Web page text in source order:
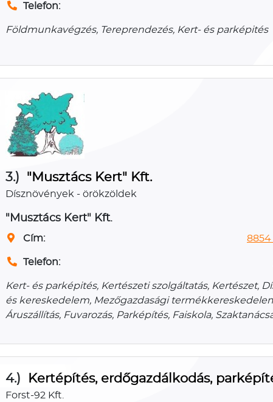
Telefon:
Földmunkavégzés, Tereprendezés, Kert- és parképités
3.) "Musztács Kert" Kft.
Dísznövények - örökzöldek
"Musztács Kert" Kft.
Cím: 8854
Telefon:
Kert- és parképités, Kertészeti szolgáltatás, Kertészet,
és kereskedelem, Mezőgazdasági
Áruszállítás, Fuvarozás, Parképítés, Faiskola,
4.) Kertépítés, erdőgazdálkodás,
Forst-92 Kft.